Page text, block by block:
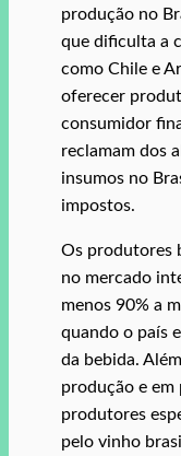
produção no
que dificulta a
como Chile e
oferecer
consumidor
reclamam dos
insumos no
impostos.
Os produtores
no mercado
menos 90% a
quando o país
da bebida.
produção e em
produtores
pelo vinho